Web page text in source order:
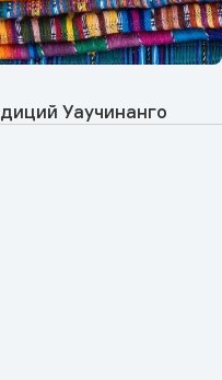
Уаучинанго